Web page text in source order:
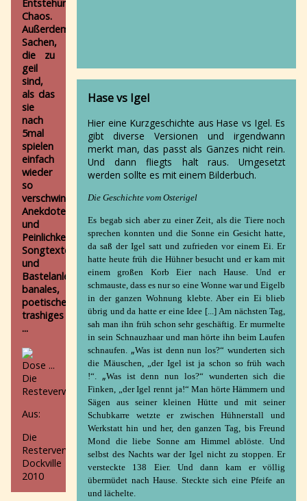
Der
allerbeste
Familienstreit
Pan
Anna
Thrash,
Poesie
und
Schrank
born2porn
Das
lebende
Museum
Enter
Hamlet
Hase
vs
Igel
Geister
Dr.
Faustus
sucht
das
Glück
Die
Zeitraffer
Das
Böse
freiZEICHEN
Vom
Entstehungs-
Chaos.
Außerdem
Sachen,
die zu
geil
sind,
als das
sie
nach
5mal
spielen
einfach
wieder
so
verschwinden.
Anekdoten
und
Peinlichkeiten,
Songtexte
und
Bastelanleitungen,
banales,
poetisches,
trashiges
...
Aus:
Die
Resterverwerter,
Dockville
2010
Hase vs Igel
Hier eine Kurzgeschichte aus Hase vs Igel. Es
gibt diverse Versionen und irgendwann
merkt man, das passt als Ganzes nicht rein.
Und dann fliegts halt raus. Umgesetzt
werden sollte es mit einem Bilderbuch.
Die Geschichte vom Osterigel
Es begab sich aber zu einer Zeit, als die Tiere noch
sprechen konnten und die Sonne ein Gesicht hatte,
da saß der Igel satt und zufrieden vor einem Ei. Er
hatte heute früh die Hühner besucht und er kam mit
einem großen Korb Eier nach Hause. Und er
schmauste, dass es nur so eine Wonne war und Eigelb
in der ganzen Wohnung klebte. Aber ein Ei blieb
übrig und da hatte er eine Idee [...] Am nächsten Tag,
sah man ihn früh schon sehr geschäftig. Er murmelte
in sein Schnauzhaar und man hörte ihn beim Laufen
schnaufen. „Was ist denn nun los?“ wunderten sich
die Mäuschen, „der Igel ist ja schon so früh wach
!“. „Was ist denn nun los?“ wunderten sich die
Finken, „der Igel rennt ja!“Man hörte Hämmern und
Sägen aus seiner kleinen Hütte und mit seiner
Schubkarre wetzte er zwischen Hühnerstall und
Werkstatt hin und her, den ganzen Tag, bis Freund
Mond die liebe Sonne am Himmel ablöste. Und
selbst des Nachts war der Igel nicht zu stoppen. Er
versteckte 138 Eier. Und dann kam er völlig
übermüdet nach Hause. Steckte sich eine Pfeife an
und lächelte.